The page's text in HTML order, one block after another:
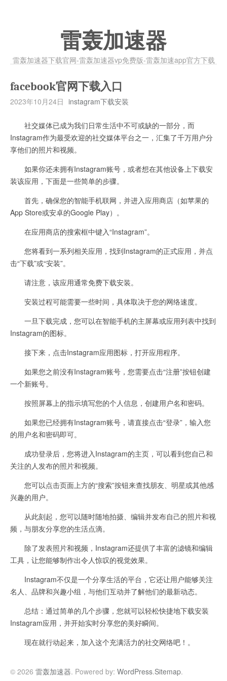
雷轰加速器
雷轰加速器下载官网-雷轰加速器vp免费版-雷轰加速app官方下载
facebook官网下载入口
2023年10月24日 instagram下载安装
社交媒体已成为我们日常生活中不可或缺的一部分，而
Instagram作为最受欢迎的社交媒体平台之一，汇集了千万用户分
享他们的照片和视频。
如果你还未拥有Instagram账号，或者想在其他设备上下载安
装该应用，下面是一些简单的步骤。
首先，确保您的智能手机联网，并进入应用商店（如苹果的
App Store或安卓的Google Play）。
在应用商店的搜索框中键入“Instagram”。
您将看到一系列相关应用，找到Instagram的正式应用，并点
击“下载”或“安装”。
请注意，该应用通常免费下载安装。
安装过程可能需要一些时间，具体取决于您的网络速度。
一旦下载完成，您可以在智能手机的主屏幕或应用列表中找到
Instagram的图标。
接下来，点击Instagram应用图标，打开应用程序。
如果您之前没有Instagram账号，您需要点击“注册”按钮创建
一个新账号。
按照屏幕上的指示填写您的个人信息，创建用户名和密码。
如果您已经拥有Instagram账号，请直接点击“登录”，输入您
的用户名和密码即可。
成功登录后，您将进入Instagram的主页，可以看到您自己和
关注的人发布的照片和视频。
您可以点击页面上方的“搜索”按钮来查找朋友、明星或其他感
兴趣的用户。
从此刻起，您可以随时随地拍摄、编辑并发布自己的照片和视
频，与朋友分享您的生活点滴。
除了发表照片和视频，Instagram还提供了丰富的滤镜和编辑
工具，让您能够制作出令人惊叹的视觉效果。
Instagram不仅是一个分享生活的平台，它还让用户能够关注
名人、品牌和兴趣小组，与他们互动并了解他们的最新动态。
总结：通过简单的几个步骤，您就可以轻松快捷地下载安装
Instagram应用，并开始实时分享您的美好瞬间。
现在就行动起来，加入这个充满活力的社交网络吧！。
© 2026 雷轰加速器. Powered by: WordPress.Sitemap.